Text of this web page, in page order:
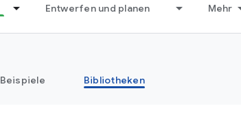
Entwerfen und planen Mehr
Beispiele Bibliotheken